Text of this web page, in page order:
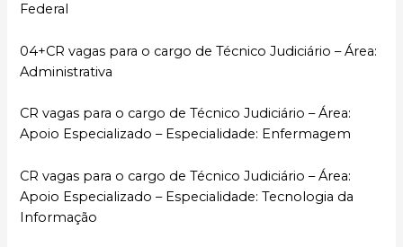
Federal
04+CR vagas para o cargo de Técnico Judiciário – Área:
Administrativa
CR vagas para o cargo de Técnico Judiciário – Área:
Apoio Especializado – Especialidade: Enfermagem
CR vagas para o cargo de Técnico Judiciário – Área:
Apoio Especializado – Especialidade: Tecnologia da
Informação